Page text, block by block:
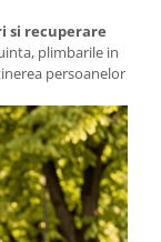
si recuperare
plimbarile in
persoanelor